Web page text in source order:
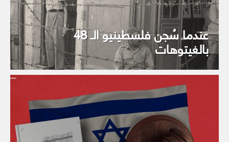
عندما سُجن فلسطينيو الـ 48
بالغيتوهات